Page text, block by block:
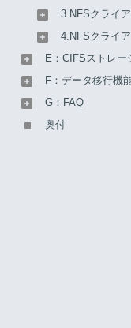
3.NFSクライ
4.NFSクライ
E：CIFSストレー
F：データ移行機
G：FAQ
奥付